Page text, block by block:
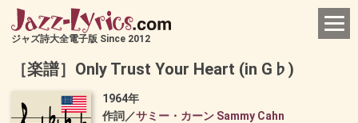
ジャズ詩大全電子版 Since 2012
［楽譜］Only Trust Your Heart (in G♭)
1964年
作詞／サミー・カーン Sammy Cahn